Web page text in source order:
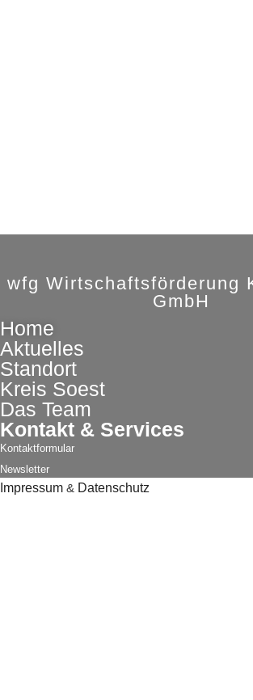
wfg Wirtschaftsförderung
GmbH
Home
Aktuelles
Standort
Kreis Soest
Das Team
Kontakt & Services
Kontaktformular
Newsletter
Impressum & Datenschutz